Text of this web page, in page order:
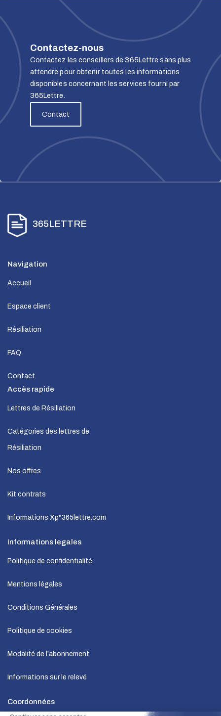
Contactez-nous
Contactez les conseillers de 365Lettre sans plus
attendre pour obtenir toutes les informations
disponibles concernant les services fourni par
365Lettre.
Contact
365LETTRE
Navigation
Accueil
Espace client
Résiliation
FAQ
Contact
Accès rapide
Lettres de Résiliation
Catégories des lettres de
Résiliation
Nos offres
Kit contrats
Informations Xp*365lettre.com
Informations legales
Politique de confidentialité
Mentions légales
Conditions Générales
Politique de cookies
Modalité de l'abonnement
Informations sur le relevé
Coordonnées